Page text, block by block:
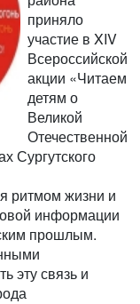
приняло
участие в XIV
Всероссийской
акции «Читаем
детям о
Великой
Отечественной
Сургутского
ритмом жизни и
информации
прошлым.
эту связь и